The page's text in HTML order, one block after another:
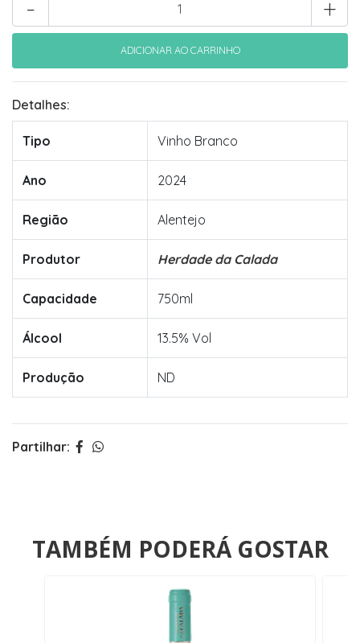
+
-
Detalhes:
Tipo Vinho Branco
Ano 2024
Região Alentejo
Produtor Herdade da Calada
Capacidade 750ml
Álcool 13.5% Vol
Produção ND
Partilhar:
TAMBÉM PODERÁ GOSTAR